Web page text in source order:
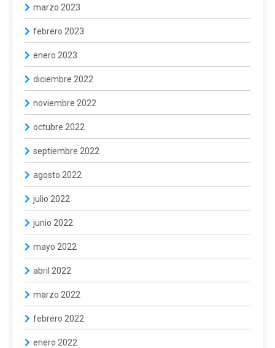
marzo 2023
febrero 2023
enero 2023
diciembre 2022
noviembre 2022
octubre 2022
septiembre 2022
agosto 2022
julio 2022
junio 2022
mayo 2022
abril 2022
marzo 2022
febrero 2022
enero 2022